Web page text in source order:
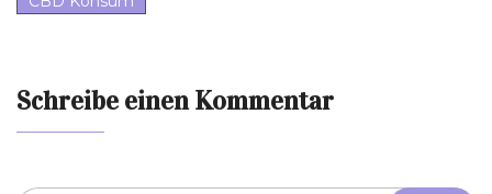
Schreibe einen Kommentar